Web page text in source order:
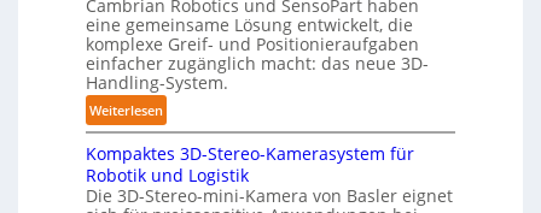
m
e
r
l
a
g
e
r
f
t
o
m
a
t
i
s
i
e
Cambrian Robotics und SensoPart haben
eine gemeinsame Lösung entwickelt, die
komplexe Greif- und Positionieraufgaben
einfacher zugänglich macht: das neue 3D-
Handling-System.
Weiterlesen:
3
D
-
H
Kompaktes 3D-Stereo-Kamerasystem für
Robotik und Logistik
Die 3D-Stereo-mini-Kamera von Basler eignet